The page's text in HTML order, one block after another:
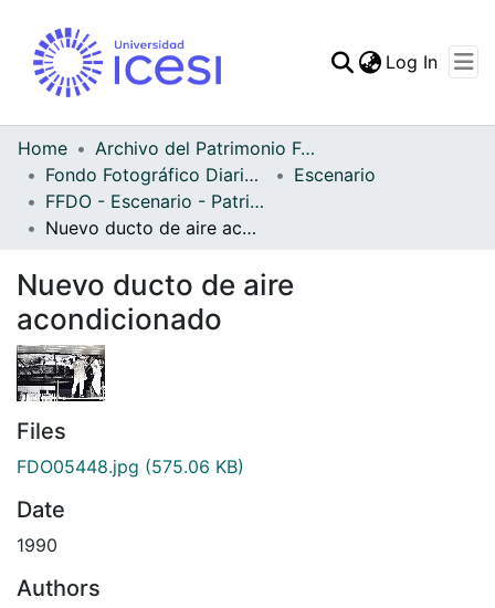
Statistics
Log In
Home
Archivo del Patrimonio Fotográfico y Fílmico del Valle del Cauca
Fondo Fotográfico Diario Occidente
Escenario
FFDO - Escenario - Patrimonial
Nuevo ducto de aire acondicionado
Nuevo ducto de aire
acondicionado
Files
FDO05448.jpg (575.06 KB)
Date
1990
Authors